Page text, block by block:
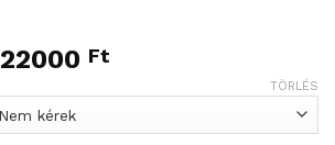
22000 Ft
TÖRLÉS